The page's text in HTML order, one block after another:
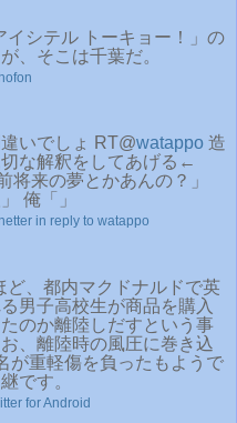
イシテル トーキョー！」の
、そこは千葉だ。
いでしょ RT@watappo 造
な解釈をしてあげる←
将来の夢とかあんの？」
俺「」
in reply to watappo
ど、都内マクドナルドで英
男子高校生が商品を購入
のか離陸しだすという事
、離陸時の風圧に巻き込
が重軽傷を負ったもようで
です。
for Android